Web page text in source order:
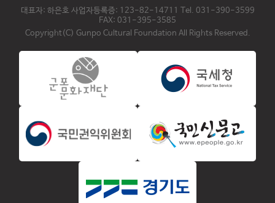
대표자: 하은호 사업자등록증: 123-82-14711 Tel. 031-390-3599
FAX: 031-395-3585
Copyright(C) Gunpo Cultural Foundation All Rights Reserved.